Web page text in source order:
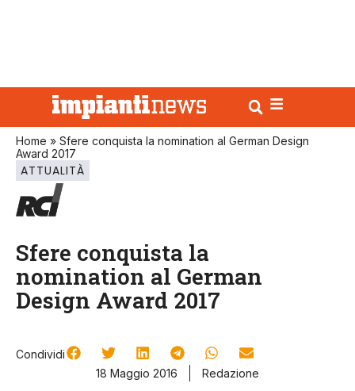
Home » Sfere conquista la nomination al German Design
Award 2017
ATTUALITÀ
Sfere conquista la
nomination al German
Design Award 2017
Condividi
18 Maggio 2016
Redazione